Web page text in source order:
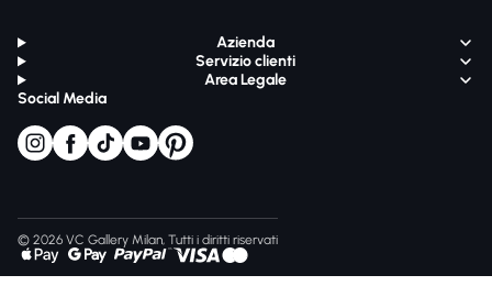
Azienda
Servizio clienti
Area Legale
Social Media
© 2026 VC Gallery Milan, Tutti i diritti riservati